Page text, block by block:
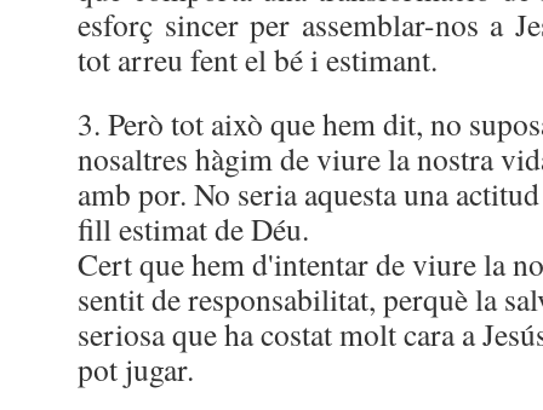
esforç sincer per assemblar-nos a
tot arreu fent el bé i estimant.
3. Però tot això que hem dit, no
nosaltres hàgim de viure la nostra
amb por. No seria aquesta una
fill estimat de Déu.
Cert que hem d'intentar de viure la
sentit de responsabilitat, perquè la
seriosa que ha costat molt cara a
pot jugar.